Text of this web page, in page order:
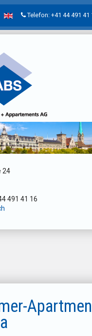
Telefon: +41 44 491 41
24
491 41 16